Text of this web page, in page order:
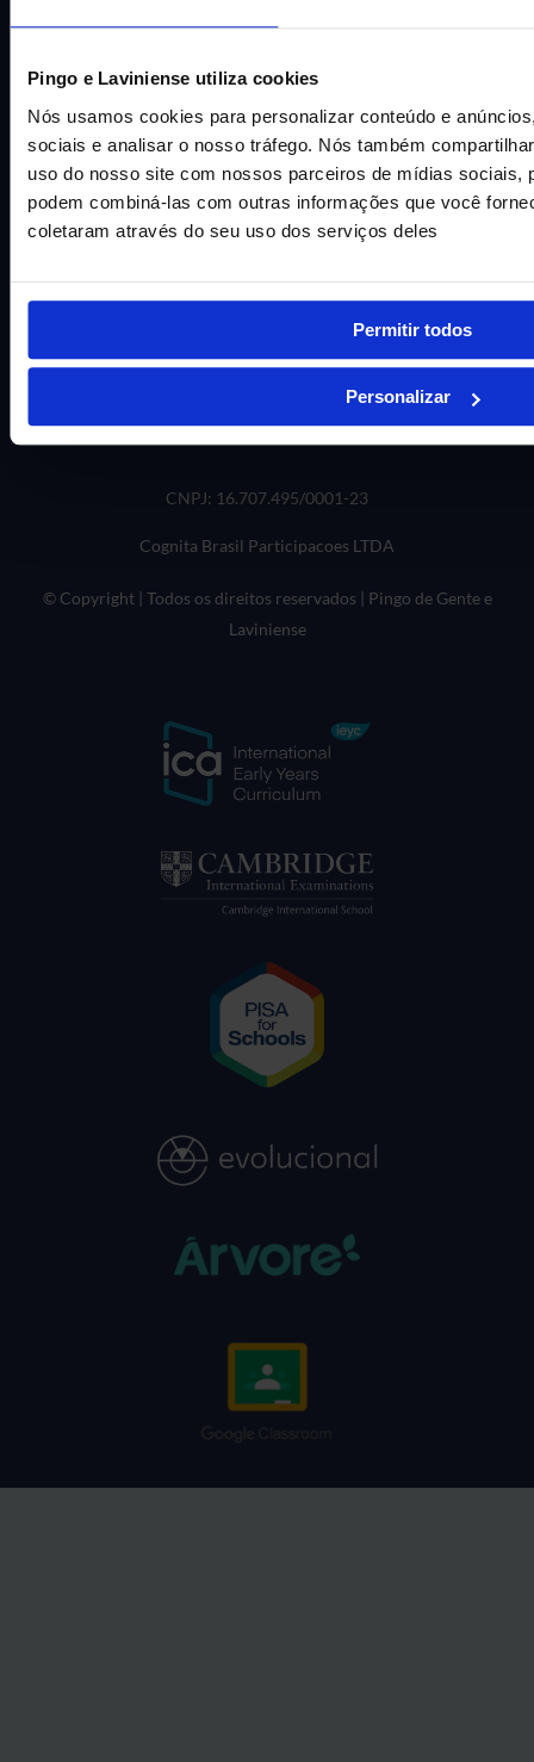
Pingo e Laviniense utiliza cookies
Nós usamos cookies para personalizar conteúdo e
sociais e analisar o nosso tráfego. Nós também
uso do nosso site com nossos parceiros de mídias sociais,
podem combiná-las com outras informações que você
coletaram através do seu uso dos serviços deles
Permitir todos
Personalizar
Manaus – AM, 69060-625
CNPJ: 34.487.157/0001-05
Centro Educacional Pingo de Gente LTDA
(92) 3236-0000
(92) 3236-0017
CNPJ: 16.707.495/0001-23
Cognita Brasil Participacoes LTDA
© Copyright | Todos os direitos reservados | Pingo de Gente e
Laviniense